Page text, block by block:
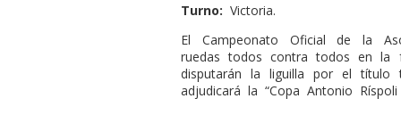
Turno: Victoria.
El Campeonato Oficial de la
ruedas todos contra todos en la
disputarán la liguilla por el título
adjudicará la “Copa Antonio Ríspoli